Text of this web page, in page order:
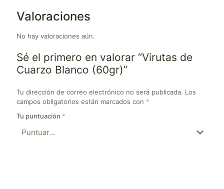
Valoraciones
No hay valoraciones aún.
Sé el primero en valorar “Virutas de
Cuarzo Blanco (60gr)”
Tu dirección de correo electrónico no será publicada. Los
campos obligatorios están marcados con *
Tu puntuación *